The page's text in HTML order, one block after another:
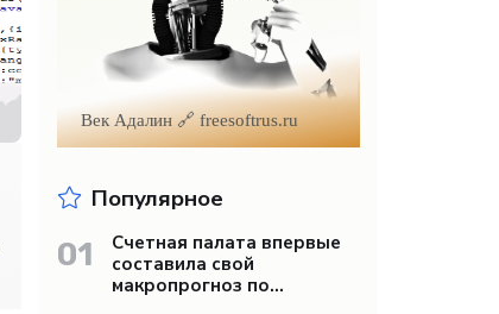
Век Адалин 🔗 freesoftrus.ru
Популярное
01
Счетная палата впервые
составила свой
макропрогноз по